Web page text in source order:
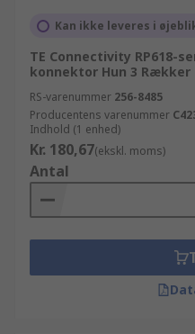
Kan ikke leveres i
TE Connectivity RP618-
konnektor Hun 3 Rækker
RS-varenummer 256-8485
Producentens varenummer
Indhold (1 enhed)
Kr. 180,67(ekskl. moms)
Antal